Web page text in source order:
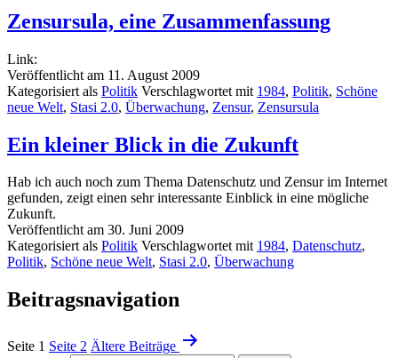
Zensursula, eine Zusammenfassung
Link:
Veröffentlicht am 11. August 2009
Kategorisiert als Politik Verschlagwortet mit 1984, Politik, Schöne
neue Welt, Stasi 2.0, Überwachung, Zensur, Zensursula
Ein kleiner Blick in die Zukunft
Hab ich auch noch zum Thema Datenschutz und Zensur im Internet
gefunden, zeigt einen sehr interessante Einblick in eine mögliche
Zukunft.
Veröffentlicht am 30. Juni 2009
Kategorisiert als Politik Verschlagwortet mit 1984, Datenschutz,
Politik, Schöne neue Welt, Stasi 2.0, Überwachung
Beitragsnavigation
Seite 1 Seite 2 Ältere Beiträge